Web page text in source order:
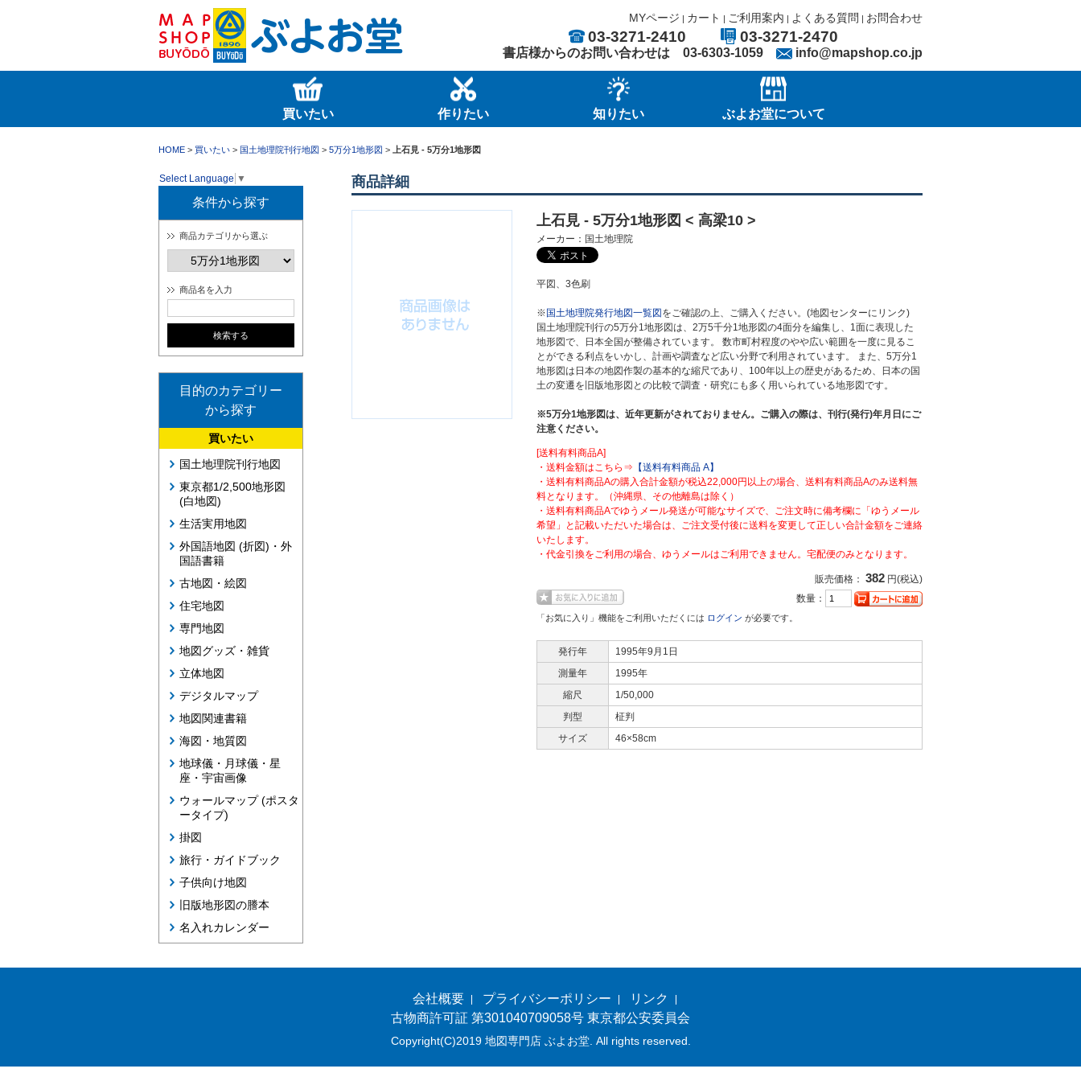
MYページ | カート | ご利用案内 | よくある質問 | お問合わせ
03-3271-2410 03-3271-2470
書店様からのお問い合わせは 03-6303-1059 info@mapshop.co.jp
買いたい 作りたい 知りたい ぶよお堂について
HOME > 買いたい > 国土地理院刊行地図 > 5万分1地形図 > 上石見 - 5万分1地形図
Select Language ▼
条件から探す
商品カテゴリから選ぶ
商品名を入力
目的のカテゴリー
から探す
買いたい
国土地理院刊行地図
東京都1/2,500地形図
(白地図)
生活実用地図
外国語地図 (折図)・外
国語書籍
古地図・絵図
住宅地図
専門地図
地図グッズ・雑貨
立体地図
デジタルマップ
地図関連書籍
海図・地質図
地球儀・月球儀・星
座・宇宙画像
ウォールマップ (ポスタ
ータイプ)
掛図
旅行・ガイドブック
子供向け地図
旧版地形図の謄本
名入れカレンダー
商品詳細
上石見 - 5万分1地形図 < 高梁10 >
メーカー：国土地理院
平図、3色刷
※ 国土地理院発行地図一覧図 をご確認の上、ご購入ください。(地図センターにリンク)
国土地理院刊行の5万分1地形図は、2万5千分1地形図の4面分を編集し、1面に表現した
地形図で、日本全国が整備されています。 数市町村程度のやや広い範囲を一度に見るこ
とができる利点をいかし、計画や調査など広い分野で利用されています。 また、5万分1
地形図は日本の地図作製の基本的な縮尺であり、100年以上の歴史があるため、日本の国
土の変遷を旧版地形図との比較で調査・研究にも多く用いられている地形図です。
※5万分1地形図は、近年更新がされておりません。ご購入の際は、刊行(発行)年月日にご
注意ください。
[送料有料商品A]
・送料金額はこちら⇒ 【送料有料商品 A】
・送料有料商品Aの購入合計金額が税込22,000円以上の場合、送料有料商品Aのみ送料無
料となります。（沖縄県、その他離島は除く）
・送料有料商品Aでゆうメール発送が可能なサイズで、ご注文時に備考欄に「ゆうメール
希望」と記載いただいた場合は、ご注文受付後に送料を変更して正しい合計金額をご連絡
いたします。
・代金引換をご利用の場合、ゆうメールはご利用できません。宅配便のみとなります。
販売価格： 382 円(税込)
数量：
「お気に入り」機能をご利用いただくには ログイン が必要です。
発行年
1995年9月1日
測量年
1995年
縮尺
1/50,000
判型
柾判
サイズ
46×58cm
会社概要 プライバシーポリシー
リンク
古物商許可証 第301040709058号 東京都公安委員会
Copyright(C)2019 地図専門店 ぶよお堂. All rights reserved.